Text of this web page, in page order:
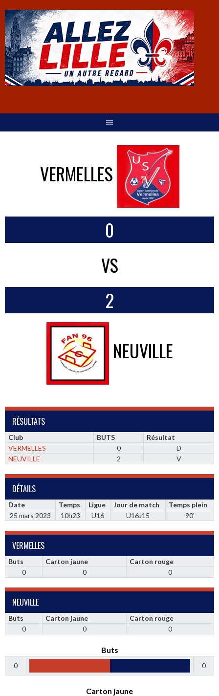
VERMELLES
0
VS
2
NEUVILLE
RÉSULTATS
Club BUTS
Résultat
VERMELLES
0
D
NEUVILLE
2 V
DÉTAILS
Date Temps Ligue Jour de match
Temps plein
25 mars 2023
10h23 U16 U16J15 90'
VERMELLES
Buts Carton jaune
Carton rouge
0
0 0
NEUVILLE
Buts Carton jaune
Carton rouge
0
0 0
Buts
0 0
Carton jaune